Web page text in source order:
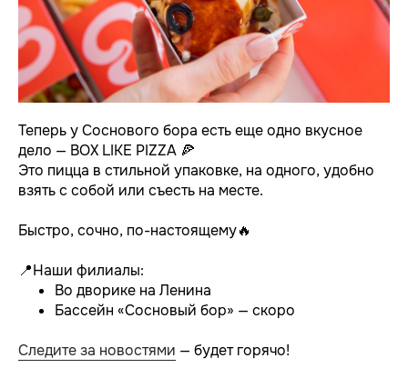
Теперь у Соснового бора есть еще одно вкусное
дело — BOX LIKE PIZZA 🍕
Это пицца в стильной упаковке, на одного, удобно
взять с собой или съесть на месте.
Быстро, сочно, по-настоящему🔥
📍Наши филиалы:
Во дворике на Ленина
Бассейн «Сосновый бор» — скоро
Следите за новостями — будет горячо!